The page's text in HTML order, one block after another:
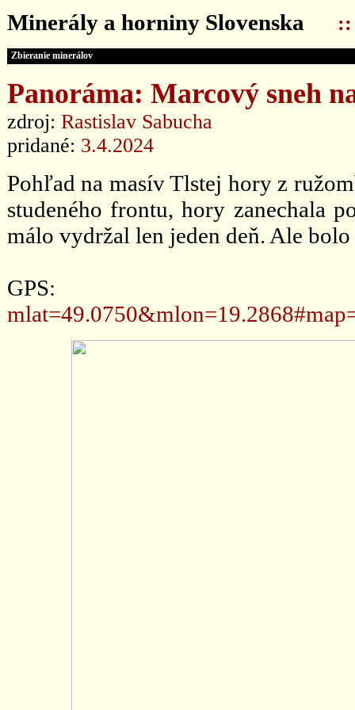
Minerály a horniny Slovenska ::
Zbieranie minerálov
Panoráma: Marcový sneh
zdroj: Rastislav Sabucha
pridané: 3.4.2024
Pohľad na masív Tlstej hory z
studeného frontu, hory zanechala
málo vydržal len jeden deň. Ale bolo